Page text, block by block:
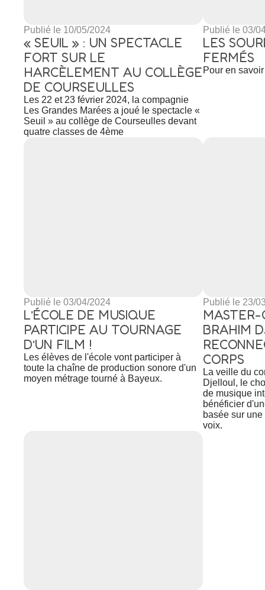
Publié le 10/05/2024
« SEUIL » : UN SPECTACLE
FORT SUR LE
HARCÈLEMENT AU COLLÈGE
DE COURSEULLES
Les 22 et 23 février 2024, la compagnie
Les Grandes Marées a joué le spectacle «
Seuil » au collège de Courseulles devant
quatre classes de 4ème
Publié le 03/
LES
FERMÉS
Pour en
Publié le 03/04/2024
L’ÉCOLE DE MUSIQUE
PARTICIPE AU TOURNAGE
D’UN FILM !
Les élèves de l'école vont participer à
toute la chaîne de production sonore d'un
moyen métrage tourné à Bayeux.
Publié le 23/
MASTER-
BRAHIM
CORPS
La veille du
Djelloul, le
de musique
bénéficier
basée sur
voix.